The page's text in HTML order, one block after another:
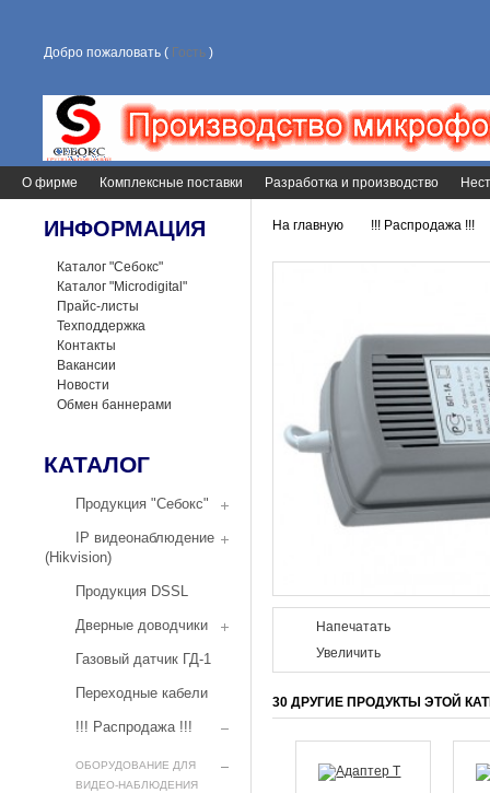
Добро пожаловать ( Гость )
О фирме Комплексные поставки Разработка и производство
ИНФОРМАЦИЯ
Каталог "Себокс"
Каталог "Microdigital"
Прайс-листы
Техподдержка
Контакты
Вакансии
Новости
Обмен баннерами
КАТАЛОГ
Продукция "Себокс"
IP видеонаблюдение
(Hikvision)
Продукция DSSL
Дверные доводчики
Газовый датчик ГД-1
Переходные кабели
!!! Распродажа !!!
ОБОРУДОВАНИЕ ДЛЯ
ВИДЕО-НАБЛЮДЕНИЯ
На главную !!! Распродажа !!!
Напечатать
Увеличить
30 ДРУГИЕ ПРОДУКТЫ ЭТОЙ